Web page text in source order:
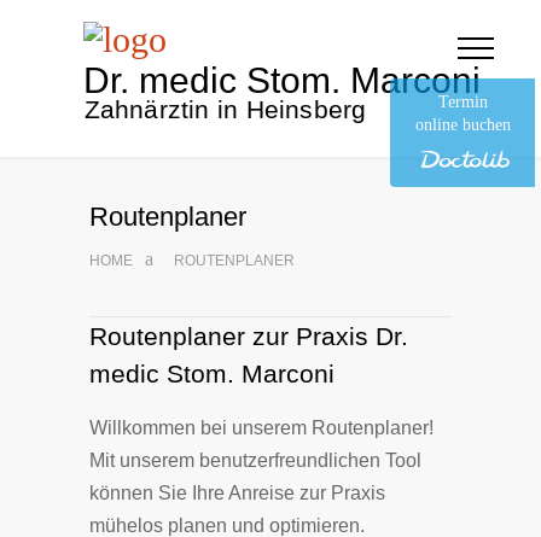
Dr. medic Stom. Marconi
Zahnärztin in Heinsberg
Termin
online buchen
Routenplaner
HOME ROUTENPLANER
Routenplaner zur Praxis Dr.
medic Stom. Marconi
Willkommen bei unserem Routenplaner!
Mit unserem benutzerfreundlichen Tool
können Sie Ihre Anreise zur Praxis
mühelos planen und optimieren.